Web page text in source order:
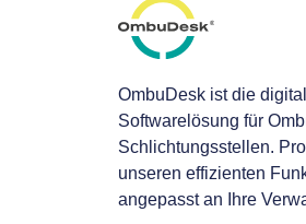
OmbuDesk ist die
Softwarelösung für
Schlichtungsstellen.
unseren effizienten
angepasst an Ihre